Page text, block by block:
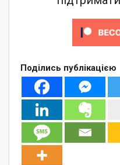
Поділись публікацією